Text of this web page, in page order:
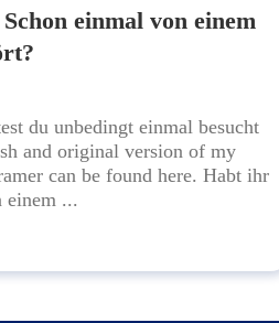
einmal von einem
du unbedingt einmal besucht
and original version of my
can be found here. Habt ihr
einem ...